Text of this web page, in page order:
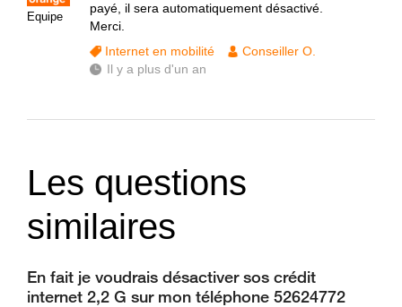
Equipe
payé, il sera automatiquement désactivé.
Merci.
Internet en mobilité
Conseiller O.
Il y a plus d'un an
Les questions
similaires
En fait je voudrais désactiver sos crédit
internet 2,2 G sur mon téléphone 52624772